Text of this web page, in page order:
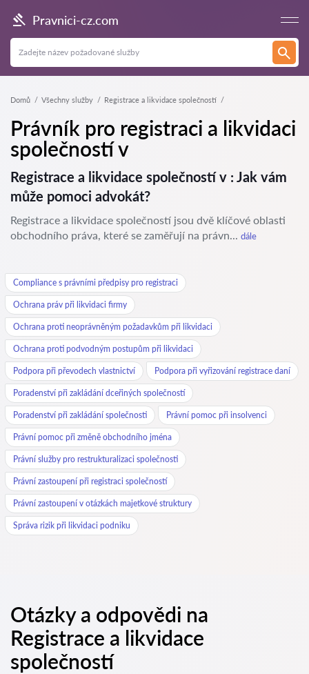
Pravnici-cz.com
Domů Všechny služby Registrace a likvidace společností
Právník pro registraci a likvidaci
společností v
Registrace a likvidace společností v : Jak vám
může pomoci advokát?
Registrace a likvidace společností jsou dvě klíčové oblasti
obchodního práva, které se zaměřují na právn... dále
Compliance s právními předpisy pro registraci
Ochrana práv při likvidaci firmy
Ochrana proti neoprávněným požadavkům při likvidaci
Ochrana proti podvodným postupům při likvidaci
Podpora při převodech vlastnictví Podpora při vyřizování registrace daní
Poradenství při zakládání dceřiných společností
Poradenství při zakládání společnosti Právní pomoc při insolvenci
Právní pomoc při změně obchodního jména
Právní služby pro restrukturalizaci společnosti
Právní zastoupení při registraci společností
Právní zastoupení v otázkách majetkové struktury
Správa rizik při likvidaci podniku
Otázky a odpovědi na
Registrace a likvidace
společností